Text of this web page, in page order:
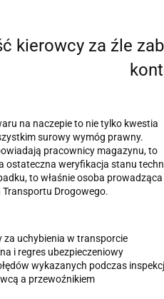
kierowcy za źle
na naczepie to nie tylko kwestia
surowy wymóg prawny.
pracownicy magazynu, to
ostateczna weryfikacja stanu
to właśnie osoba
Drogowego.
za uchybienia w transporcie
i regres ubezpieczeniowy
wykazanych podczas
a przewoźnikiem